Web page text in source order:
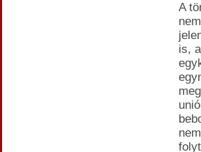
A
is,